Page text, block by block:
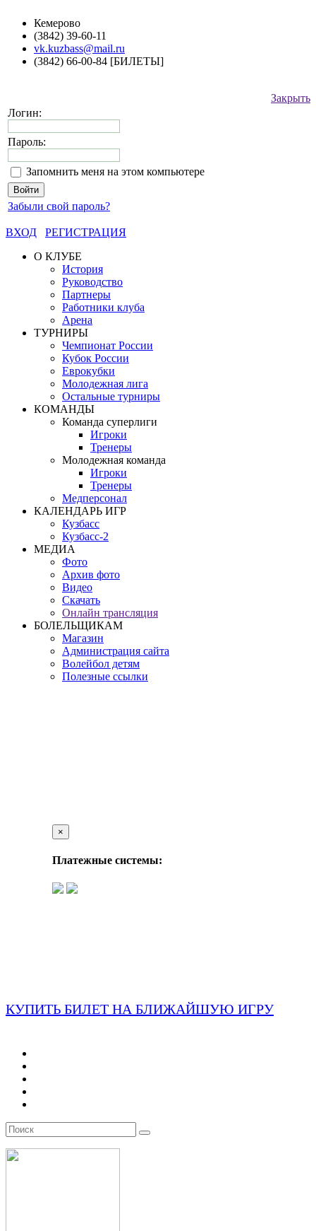
Кемерово
(3842) 39-60-11
vk.kuzbass@mail.ru
(3842) 66-00-84 [БИЛЕТЫ]
Закрыть
Логин:
Пароль:
Запомнить меня на этом компьютере
Забыли свой пароль?
ВХОД
РЕГИСТРАЦИЯ
О КЛУБЕ
История
Руководство
Партнеры
Работники клуба
Арена
ТУРНИРЫ
Чемпионат России
Кубок России
Еврокубки
Молодежная лига
Остальные турниры
КОМАНДЫ
Команда суперлиги
Игроки
Тренеры
Молодежная команда
Игроки
Тренеры
Медперсонал
КАЛЕНДАРЬ ИГР
Кузбасс
Кузбасс-2
МЕДИА
Фото
Архив фото
Видео
Скачать
Онлайн трансляция
БОЛЕЛЬЩИКАМ
Магазин
Администрация сайта
Волейбол детям
Полезные ссылки
×
Платежные системы:
КУПИТЬ БИЛЕТ НА БЛИЖАЙШУЮ ИГРУ